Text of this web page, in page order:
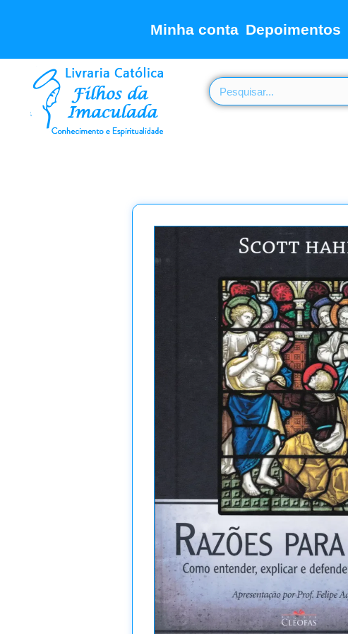
Minha conta Depoimentos